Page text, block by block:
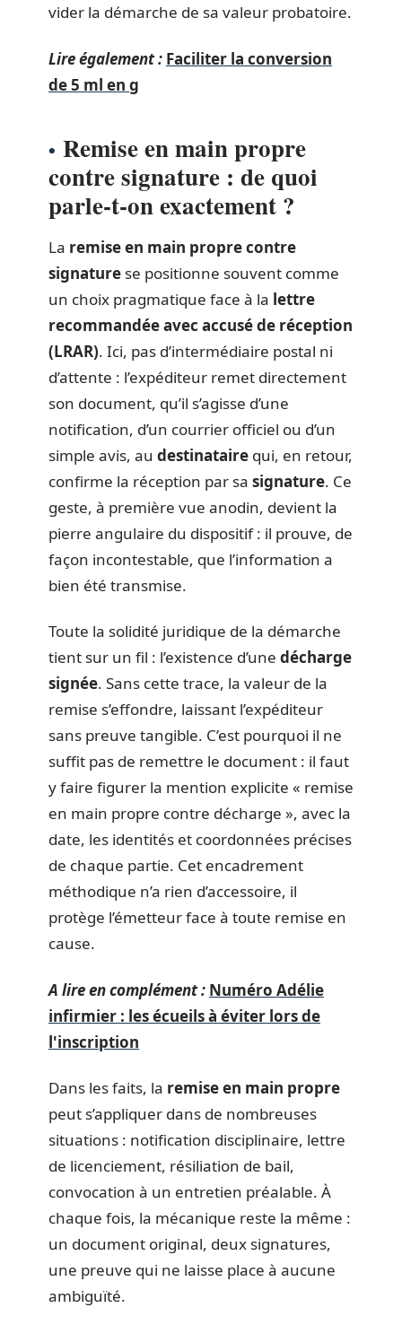
vider la démarche de sa valeur probatoire.
Lire également : Faciliter la conversion
de 5 ml en g
Remise en main propre
contre signature : de quoi
parle-t-on exactement ?
La remise en main propre contre
signature se positionne souvent comme
un choix pragmatique face à la lettre
recommandée avec accusé de réception
(LRAR). Ici, pas d’intermédiaire postal ni
d’attente : l’expéditeur remet directement
son document, qu’il s’agisse d’une
notification, d’un courrier officiel ou d’un
simple avis, au destinataire qui, en retour,
confirme la réception par sa signature. Ce
geste, à première vue anodin, devient la
pierre angulaire du dispositif : il prouve, de
façon incontestable, que l’information a
bien été transmise.
Toute la solidité juridique de la démarche
tient sur un fil : l’existence d’une décharge
signée. Sans cette trace, la valeur de la
remise s’effondre, laissant l’expéditeur
sans preuve tangible. C’est pourquoi il ne
suffit pas de remettre le document : il faut
y faire figurer la mention explicite « remise
en main propre contre décharge », avec la
date, les identités et coordonnées précises
de chaque partie. Cet encadrement
méthodique n’a rien d’accessoire, il
protège l’émetteur face à toute remise en
cause.
A lire en complément : Numéro Adélie
infirmier : les écueils à éviter lors de
l'inscription
Dans les faits, la remise en main propre
peut s’appliquer dans de nombreuses
situations : notification disciplinaire, lettre
de licenciement, résiliation de bail,
convocation à un entretien préalable. À
chaque fois, la mécanique reste la même :
un document original, deux signatures,
une preuve qui ne laisse place à aucune
ambiguïté.